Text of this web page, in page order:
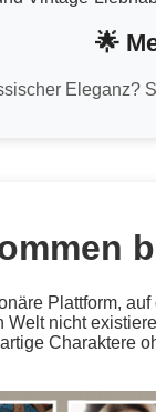
🌟
Eleganz?
Plattform,
Welt nicht
Charaktere